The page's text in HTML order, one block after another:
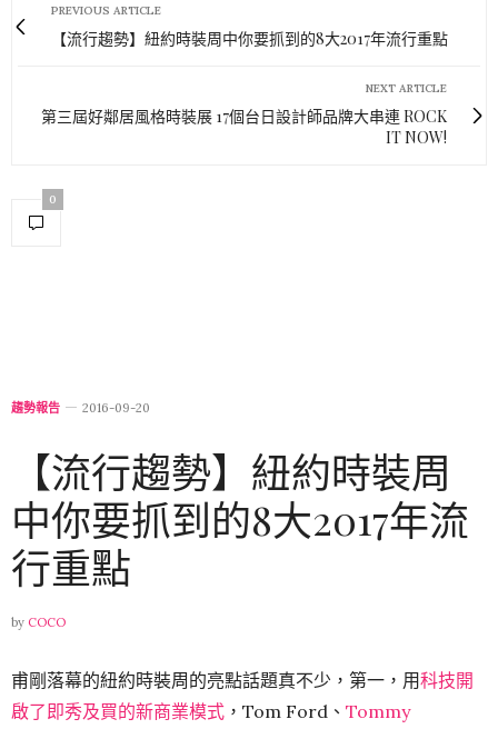
PREVIOUS ARTICLE
【流行趨勢】紐約時裝周中你要抓到的8大2017年流行重點
NEXT ARTICLE
第三屆好鄰居風格時裝展 17個台日設計師品牌大串連 ROCK
IT NOW!
0
趨勢報告 2016-09-20
【流行趨勢】紐約時裝周
中你要抓到的8大2017年流
行重點
by COCO
甫剛落幕的紐約時裝周的亮點話題真不少，第一，用科技開
啟了即秀及買的新商業模式 ，Tom Ford、 Tommy